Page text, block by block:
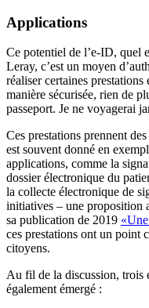
Applications
Ce potentiel de l’e-ID, quel
Leray, c’est un moyen
réalisercertaines prestations
manière sécurisée, rien de
passeport. Je ne voyagerai
Ces prestations prennent
est souvent donné en
applications, comme la
dossier électronique du
la collecte électronique de
initiatives – une proposition
sa publication de 2019
ces prestations ont un point
citoyens.
Au fil de la discussion, trois
égalementémergé :